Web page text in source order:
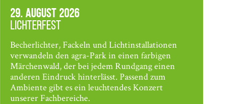
29. August 2026
Lichterfest
Becherlichter, Fackeln und Lichtinstallationen
verwandeln den agra-Park in einen farbigen
Märchenwald, der bei jedem Rundgang einen
anderen Eindruck hinterlässt. Passend zum
Ambiente gibt es ein leuchtendes Konzert
unserer Fachbereiche.